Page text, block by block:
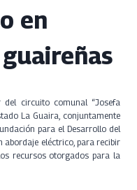
en
del circuito comunal “Josefa
La Guaira, conjuntamente
para el Desarrollo del
abordaje eléctrico, para recibir
recursos otorgados para la